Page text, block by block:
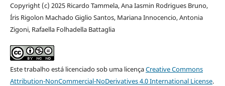
Copyright (c) 2025 Ricardo Tammela, Ana Iasmin Rodrigues Bruno,
Íris Rigolon Machado Giglio Santos, Mariana Innocencio, Antonia
Zigoni, Rafaella Folhadella Battaglia
Este trabalho está licenciado sob uma licençaCreative Commons
Attribution-NonCommercial-NoDerivatives 4.0 International License.